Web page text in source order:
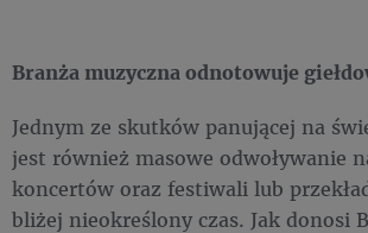
Branża muzyczna odnotowuje
Jednym ze skutków panującej na
jest również masowe odwoływanie
koncertów oraz festiwali lub
bliżej nieokreślony czas. Jak donosi